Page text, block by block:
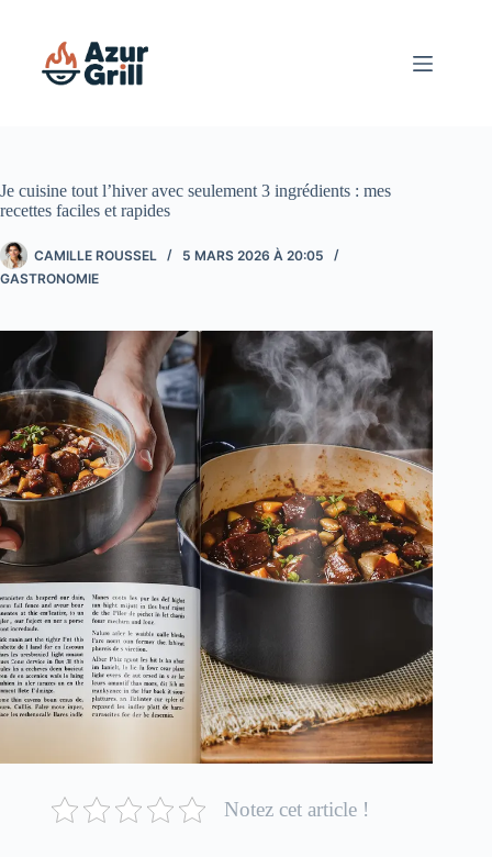
Je cuisine tout l’hiver avec seulement 3 ingrédients : mes
recettes faciles et rapides
CAMILLE ROUSSEL
5 MARS 2026 À 20:05
GASTRONOMIE
Notez cet article !